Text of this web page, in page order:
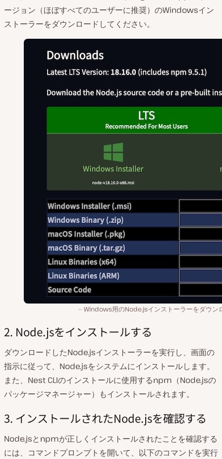
ージョン（ほぼすべてのユーザーに推奨）のWindowsイン
ストーラーをダウンロードしてください。
Windows用のNode.jsインストーラーをダウン
2. Node.jsをインストールする
ダウンロードしたNode.jsインストーラーを実行し、画面の
指示に従って、Node.jsをシステムにインストールします。
また、Nest CLIのインストールに使用するnpm（Node.jsの
パッケージマネージャー）もインストールされます。
3. インストールされたNode.jsを確認する
Node.jsとnpmが正しくインストールされたことを確認する
には、コマンドプロンプトを開いて、以下のコマンドを実行